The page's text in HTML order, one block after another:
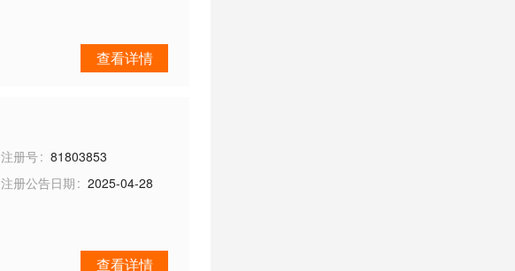
查看详情
注册号
81803853
注册公告日期
2025-04-28
查看详情